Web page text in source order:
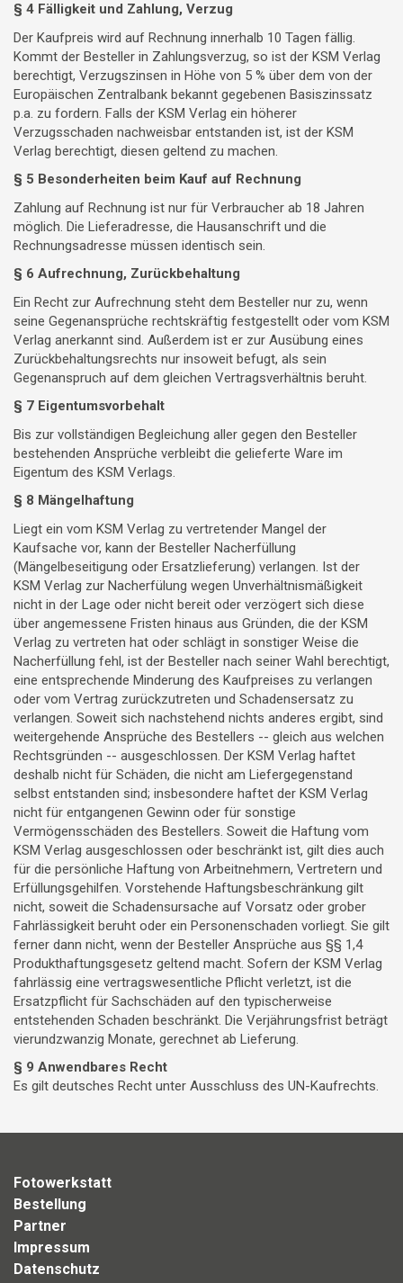
§ 4 Fälligkeit und Zahlung, Verzug
Der Kaufpreis wird auf Rechnung innerhalb 10 Tagen fällig.
Kommt der Besteller in Zahlungsverzug, so ist der KSM Verlag
berechtigt, Verzugszinsen in Höhe von 5 % über dem von der
Europäischen Zentralbank bekannt gegebenen Basiszinssatz
p.a. zu fordern. Falls der KSM Verlag ein höherer
Verzugsschaden nachweisbar entstanden ist, ist der KSM
Verlag berechtigt, diesen geltend zu machen.
§ 5 Besonderheiten beim Kauf auf Rechnung
Zahlung auf Rechnung ist nur für Verbraucher ab 18 Jahren
möglich. Die Lieferadresse, die Hausanschrift und die
Rechnungsadresse müssen identisch sein.
§ 6 Aufrechnung, Zurückbehaltung
Ein Recht zur Aufrechnung steht dem Besteller nur zu, wenn
seine Gegenansprüche rechtskräftig festgestellt oder vom KSM
Verlag anerkannt sind. Außerdem ist er zur Ausübung eines
Zurückbehaltungsrechts nur insoweit befugt, als sein
Gegenanspruch auf dem gleichen Vertragsverhältnis beruht.
§ 7 Eigentumsvorbehalt
Bis zur vollständigen Begleichung aller gegen den Besteller
bestehenden Ansprüche verbleibt die gelieferte Ware im
Eigentum des KSM Verlags.
§ 8 Mängelhaftung
Liegt ein vom KSM Verlag zu vertretender Mangel der
Kaufsache vor, kann der Besteller Nacherfüllung
(Mängelbeseitigung oder Ersatzlieferung) verlangen. Ist der
KSM Verlag zur Nacherfülung wegen Unverhältnismäßigkeit
nicht in der Lage oder nicht bereit oder verzögert sich diese
über angemessene Fristen hinaus aus Gründen, die der KSM
Verlag zu vertreten hat oder schlägt in sonstiger Weise die
Nacherfüllung fehl, ist der Besteller nach seiner Wahl berechtigt,
eine entsprechende Minderung des Kaufpreises zu verlangen
oder vom Vertrag zurückzutreten und Schadensersatz zu
verlangen. Soweit sich nachstehend nichts anderes ergibt, sind
weitergehende Ansprüche des Bestellers -- gleich aus welchen
Rechtsgründen -- ausgeschlossen. Der KSM Verlag haftet
deshalb nicht für Schäden, die nicht am Liefergegenstand
selbst entstanden sind; insbesondere haftet der KSM Verlag
nicht für entgangenen Gewinn oder für sonstige
Vermögensschäden des Bestellers. Soweit die Haftung vom
KSM Verlag ausgeschlossen oder beschränkt ist, gilt dies auch
für die persönliche Haftung von Arbeitnehmern, Vertretern und
Erfüllungsgehilfen. Vorstehende Haftungsbeschränkung gilt
nicht, soweit die Schadensursache auf Vorsatz oder grober
Fahrlässigkeit beruht oder ein Personenschaden vorliegt. Sie gilt
ferner dann nicht, wenn der Besteller Ansprüche aus §§ 1,4
Produkthaftungsgesetz geltend macht. Sofern der KSM Verlag
fahrlässig eine vertragswesentliche Pflicht verletzt, ist die
Ersatzpflicht für Sachschäden auf den typischerweise
entstehenden Schaden beschränkt. Die Verjährungsfrist beträgt
vierundzwanzig Monate, gerechnet ab Lieferung.
§ 9 Anwendbares Recht
Es gilt deutsches Recht unter Ausschluss des UN-Kaufrechts.
Fotowerkstatt
Bestellung
Partner
Impressum
Datenschutz